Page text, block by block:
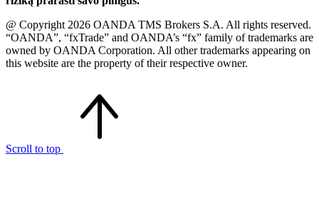
@ Copyright 2026 OANDA TMS Brokers S.A. All rights reserved.
“OANDA”, “fxTrade” and OANDA’s “fx” family of trademarks are
owned by OANDA Corporation. All other trademarks appearing on
this website are the property of their respective owner.
Scroll to top